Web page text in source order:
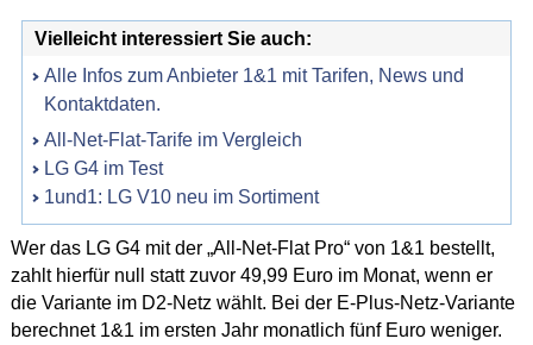
Vielleicht interessiert Sie auch:
Alle Infos zum Anbieter 1&1 mit Tarifen, News und
Kontaktdaten.
All-Net-Flat-Tarife im Vergleich
LG G4 im Test
1und1: LG V10 neu im Sortiment
Wer das LG G4 mit der „All-Net-Flat Pro“ von 1&1 bestellt,
zahlt hierfür null statt zuvor 49,99 Euro im Monat, wenn er
die Variante im D2-Netz wählt. Bei der E-Plus-Netz-Variante
berechnet 1&1 im ersten Jahr monatlich fünf Euro weniger.